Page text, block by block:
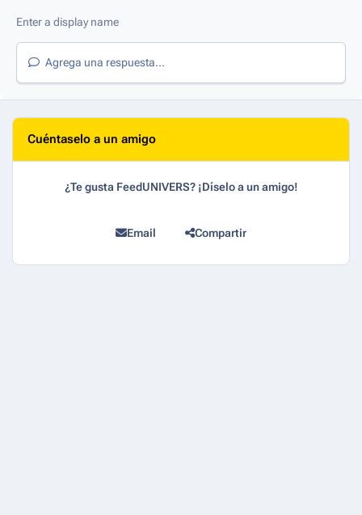
Agrega una respuesta...
Cuéntaselo a un amigo
¿Te gusta FeedUNIVERS? ¡Díselo a un amigo!
Email Compartir